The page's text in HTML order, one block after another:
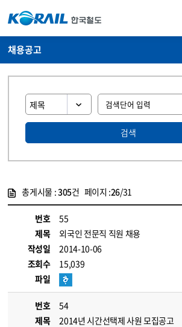
채용공고
검색
총게시물 :305건 페이지 :26/31
번호
55
제목
외국인 전문직 직원 채용
작성일
2014-10-06
조회수
15,039
파일
번호
54
제목
2014년 시간선택제 사원 모집공고